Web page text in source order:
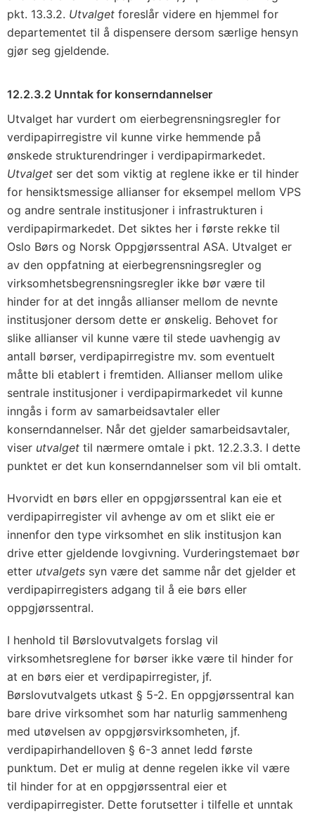
pkt. 13.3.2. Utvalget foreslår videre en hjemmel for
departementet til å dispensere dersom særlige hensyn
gjør seg gjeldende.
12.2.3.2 Unntak for konserndannelser
Utvalget har vurdert om eierbegrensningsregler for
verdipapirregistre vil kunne virke hemmende på
ønskede strukturendringer i verdipapirmarkedet.
Utvalget ser det som viktig at reglene ikke er til hinder
for hensiktsmessige allianser for eksempel mellom VPS
og andre sentrale institusjoner i infrastrukturen i
verdipapirmarkedet. Det siktes her i første rekke til
Oslo Børs og Norsk Oppgjørssentral ASA. Utvalget er
av den oppfatning at eierbegrensningsregler og
virksomhetsbegrensningsregler ikke bør være til
hinder for at det inngås allianser mellom de nevnte
institusjoner dersom dette er ønskelig. Behovet for
slike allianser vil kunne være til stede uavhengig av
antall børser, verdipapirregistre mv. som eventuelt
måtte bli etablert i fremtiden. Allianser mellom ulike
sentrale institusjoner i verdipapirmarkedet vil kunne
inngås i form av samarbeidsavtaler eller
konserndannelser. Når det gjelder samarbeidsavtaler,
viser utvalget til nærmere omtale i pkt. 12.2.3.3. I dette
punktet er det kun konserndannelser som vil bli omtalt.
Hvorvidt en børs eller en oppgjørssentral kan eie et
verdipapirregister vil avhenge av om et slikt eie er
innenfor den type virksomhet en slik institusjon kan
drive etter gjeldende lovgivning. Vurderingstemaet bør
etter utvalgets syn være det samme når det gjelder et
verdipapirregisters adgang til å eie børs eller
oppgjørssentral.
I henhold til Børslovutvalgets forslag vil
virksomhetsreglene for børser ikke være til hinder for
at en børs eier et verdipapirregister, jf.
Børslovutvalgets utkast § 5-2. En oppgjørssentral kan
bare drive virksomhet som har naturlig sammenheng
med utøvelsen av oppgjørsvirksomheten, jf.
verdipapirhandelloven § 6-3 annet ledd første
punktum. Det er mulig at denne regelen ikke vil være
til hinder for at en oppgjørssentral eier et
verdipapirregister. Dette forutsetter i tilfelle et unntak